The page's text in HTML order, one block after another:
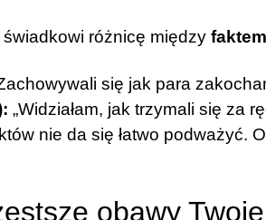
świadkowi różnicę między faktem
się jak para
„Widziałam, jak trzymali się za
nie da się łatwo podważyć.
obawy